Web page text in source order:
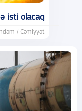
isti olacaq
/ Cəmiyyət